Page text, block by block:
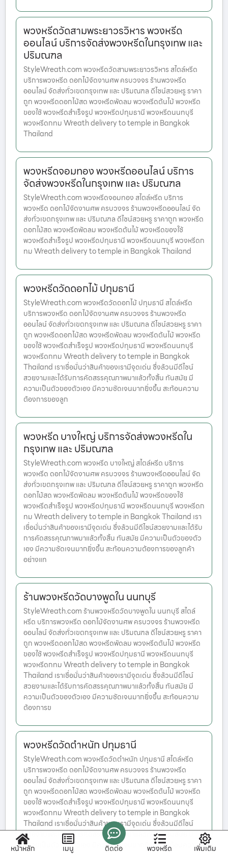
พวงหรีดวัดสามพระยาวรวิหาร พวงหรีด
ออนไลน์ บริการจัดส่งพวงหรีดในกรุงเทพ และ
ปริมณฑล
StyleWreath.com พวงหรีดวัดสามพระยาวรวิหาร สไตล์หรีด
บริการพวงหรีด ดอกไม้จัดงานศพ ครบวงจร ร้านพวงหรีด
ออนไลน์ จัดส่งทั่วเขตกรุงเทพ และ ปริมณฑล ดีไซน์สวยหรู ราคา
ถูก พวงหรีดดอกไม้สด พวงหรีดพัดลม พวงหรีดต้นไม้ พวงหรีด
ของใช้ พวงหรีดสำเร็จรูป พวงหรีดปทุมธานี พวงหรีดนนทบุรี
พวงหรีดกทม Wreath delivery to temple in Bangkok
Thailand
พวงหรีดจอมทอง พวงหรีดออนไลน์ บริการ
จัดส่งพวงหรีดในกรุงเทพ และ ปริมณฑล
StyleWreath.com พวงหรีดจอมทอง สไตล์หรีด บริการ
พวงหรีด ดอกไม้จัดงานศพ ครบวงจร ร้านพวงหรีดออนไลน์ จัด
ส่งทั่วเขตกรุงเทพ และ ปริมณฑล ดีไซน์สวยหรู ราคาถูก พวงหรีด
ดอกไม้สด พวงหรีดพัดลม พวงหรีดต้นไม้ พวงหรีดของใช้
พวงหรีดสำเร็จรูป พวงหรีดปทุมธานี พวงหรีดนนทบุรี พวงหรีดก
ทม Wreath delivery to temple in Bangkok Thailand
พวงหรีดวัดดอกไม้ ปทุมธานี
StyleWreath.com พวงหรีดวัดดอกไม้ ปทุมธานี สไตล์หรีด
บริการพวงหรีด ดอกไม้จัดงานศพ ครบวงจร ร้านพวงหรีด
ออนไลน์ จัดส่งทั่วเขตกรุงเทพ และ ปริมณฑล ดีไซน์สวยหรู ราคา
ถูก พวงหรีดดอกไม้สด พวงหรีดพัดลม พวงหรีดต้นไม้ พวงหรีด
ของใช้ พวงหรีดสำเร็จรูป พวงหรีดปทุมธานี พวงหรีดนนทบุรี
พวงหรีดกทม Wreath delivery to temple in Bangkok
Thailand เราเชื่อมั่นว่าสินค้าของเรามีจุดเด่น ซึ่งล้วนมีดีไซน์
สวยงามและได้รับการคัดสรรคุณภาพมาแล้วทั้งสิ้น ทันสมัย มี
ความเป็นตัวของตัวเอง มีความชัดเจนมากยิ่งขึ้น สะท้อนความ
ต้องการของลูก
พวงหรีด บางใหญ่ บริการจัดส่งพวงหรีดใน
กรุงเทพ และ ปริมณฑล
StyleWreath.com พวงหรีด บางใหญ่ สไตล์หรีด บริการ
พวงหรีด ดอกไม้จัดงานศพ ครบวงจร ร้านพวงหรีดออนไลน์ จัด
ส่งทั่วเขตกรุงเทพ และ ปริมณฑล ดีไซน์สวยหรู ราคาถูก พวงหรีด
ดอกไม้สด พวงหรีดพัดลม พวงหรีดต้นไม้ พวงหรีดของใช้
พวงหรีดสำเร็จรูป พวงหรีดปทุมธานี พวงหรีดนนทบุรี พวงหรีดก
ทม Wreath delivery to temple in Bangkok Thailand เรา
เชื่อมั่นว่าสินค้าของเรามีจุดเด่น ซึ่งล้วนมีดีไซน์สวยงามและได้รับ
การคัดสรรคุณภาพมาแล้วทั้งสิ้น ทันสมัย มีความเป็นตัวของตัว
เอง มีความชัดเจนมากยิ่งขึ้น สะท้อนความต้องการของลูกค้า
อย่างแท
ร้านพวงหรีดวัดบางพูดใน นนทบุรี
StyleWreath.com ร้านพวงหรีดวัดบางพูดใน นนทบุรี สไตล์
หรีด บริการพวงหรีด ดอกไม้จัดงานศพ ครบวงจร ร้านพวงหรีด
ออนไลน์ จัดส่งทั่วเขตกรุงเทพ และ ปริมณฑล ดีไซน์สวยหรู ราคา
ถูก พวงหรีดดอกไม้สด พวงหรีดพัดลม พวงหรีดต้นไม้ พวงหรีด
ของใช้ พวงหรีดสำเร็จรูป พวงหรีดปทุมธานี พวงหรีดนนทบุรี
พวงหรีดกทม Wreath delivery to temple in Bangkok
Thailand เราเชื่อมั่นว่าสินค้าของเรามีจุดเด่น ซึ่งล้วนมีดีไซน์
สวยงามและได้รับการคัดสรรคุณภาพมาแล้วทั้งสิ้น ทันสมัย มี
ความเป็นตัวของตัวเอง มีความชัดเจนมากยิ่งขึ้น สะท้อนความ
ต้องการข
พวงหรีดวัดตำหนัก ปทุมธานี
StyleWreath.com พวงหรีดวัดตำหนัก ปทุมธานี สไตล์หรีด
บริการพวงหรีด ดอกไม้จัดงานศพ ครบวงจร ร้านพวงหรีด
ออนไลน์ จัดส่งทั่วเขตกรุงเทพ และ ปริมณฑล ดีไซน์สวยหรู ราคา
ถูก พวงหรีดดอกไม้สด พวงหรีดพัดลม พวงหรีดต้นไม้ พวงหรีด
ของใช้ พวงหรีดสำเร็จรูป พวงหรีดปทุมธานี พวงหรีดนนทบุรี
พวงหรีดกทม Wreath delivery to temple in Bangkok
Thailand เราเชื่อมั่นว่าสินค้าของเรามีจุดเด่น ซึ่งล้วนมีดีไซน์
สวยงามและได้รับการคัดสรรคุณภาพมาแล้วทั้งสิ้น ทันสมัย มี
ความเป็นตัวของตัวเอง มีความชัดเจนมากยิ่งขึ้น สะท้อนความ
หน้าหลัก เมนู ติดต่อ พวงหรีด เพิ่มเติม